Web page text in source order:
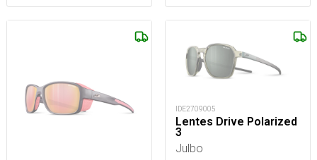
IDE2709005
Lentes Drive Polarized
3
Julbo